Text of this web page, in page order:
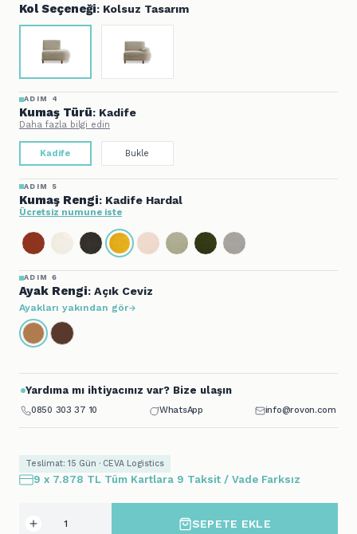
Kol Seçeneği: Kolsuz Tasarım
ADIM 4
Kumaş Türü: Kadife
Daha fazla bilgi edin
Kadife Bukle
ADIM 5
Kumaş Rengi: Kadife Hardal
Ücretsiz numune iste
ADIM 6
Ayak Rengi: Açık Ceviz
Ayakları yakından gör
Yardıma mı ihtiyacınız var? Bize ulaşın
0850 303 37 10 WhatsApp info@rovon.com
Teslimat: 15 Gün · CEVA Logistics
9 x 7.878 TL Tüm Kartlara 9 Taksit / Vade Farksız
SEPETE EKLE